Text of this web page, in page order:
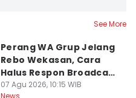
See More
Perang WA Grup Jelang
Rebo Wekasan, Cara
Halus Respon Broadcast
Parno
07 Agu 2026, 10:15 WIB
News